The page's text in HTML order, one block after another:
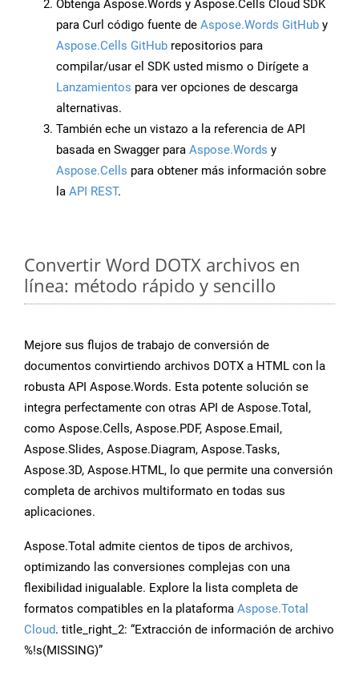
Obtenga Aspose.Words y Aspose.Cells Cloud SDK
para Curl código fuente de Aspose.Words GitHub y
Aspose.Cells GitHub repositorios para
compilar/usar el SDK usted mismo o Dirígete a
Lanzamientos para ver opciones de descarga
alternativas.
También eche un vistazo a la referencia de API
basada en Swagger para Aspose.Words y
Aspose.Cells para obtener más información sobre
la API REST.
Convertir Word DOTX archivos en
línea: método rápido y sencillo
Mejore sus flujos de trabajo de conversión de
documentos convirtiendo archivos DOTX a HTML con la
robusta API Aspose.Words. Esta potente solución se
integra perfectamente con otras API de Aspose.Total,
como Aspose.Cells, Aspose.PDF, Aspose.Email,
Aspose.Slides, Aspose.Diagram, Aspose.Tasks,
Aspose.3D, Aspose.HTML, lo que permite una conversión
completa de archivos multiformato en todas sus
aplicaciones.
Aspose.Total admite cientos de tipos de archivos,
optimizando las conversiones complejas con una
flexibilidad inigualable. Explore la lista completa de
formatos compatibles en la plataforma Aspose.Total
Cloud. title_right_2: “Extracción de información de archivo
%!s(MISSING)”